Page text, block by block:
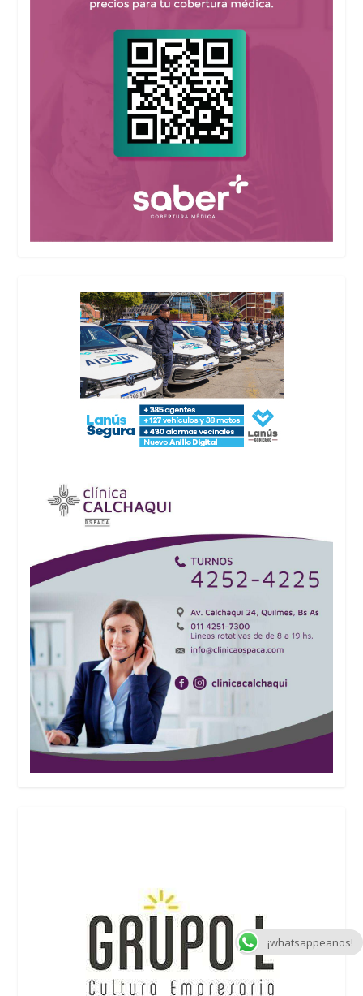
¡whatsappeanos!